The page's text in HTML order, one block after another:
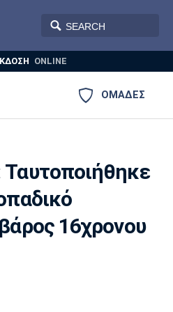
ONLINE
ΟΜΑΔΕΣ
ΑΕΚ
16χρονου